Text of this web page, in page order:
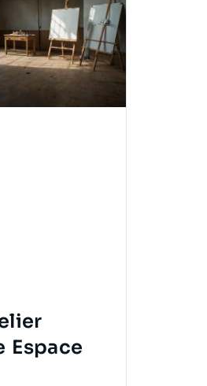
Espace